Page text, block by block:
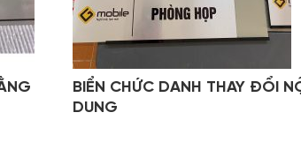
BIỂN CHỨC DANH THAY ĐỔI
DUNG